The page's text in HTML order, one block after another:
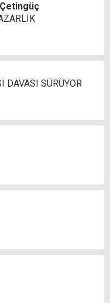
DAVASI SÜRÜYOR